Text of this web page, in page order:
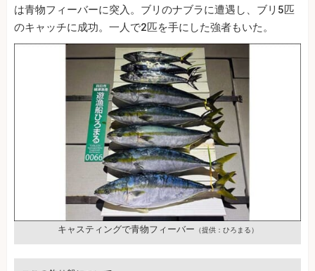
は青物フィーバーに突入。ブリのナブラに遭遇し、ブリ5匹
のキャッチに成功。一人で2匹を手にした強者もいた。
キャスティングで青物フィーバー （提供：ひろまる）